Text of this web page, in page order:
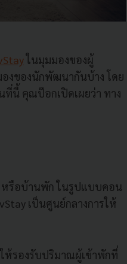
ในมุมมองของผู้
งของนักพัฒนากันบ้าง โดย
ที่นี้ คุณป๊อกเปิดเผยว่า ทาง
หรือบ้านพัก ในรูปแบบคอน
เป็นศูนย์กลางการให้
ห้รองรับปริมาณผู้เข้าพักที่